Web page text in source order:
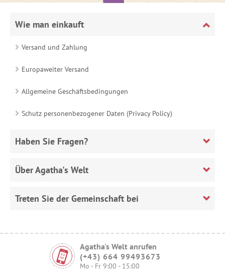
Wie man einkauft
Versand und Zahlung
Europaweiter Versand
Allgemeine Geschäftsbedingungen
Schutz personenbezogener Daten (Privacy Policy)
Haben Sie Fragen?
Über Agatha's Welt
Treten Sie der Gemeinschaft bei
Agatha's Welt anrufen
(+43) 664 99493673
Mo - Fr 9:00 - 15:00